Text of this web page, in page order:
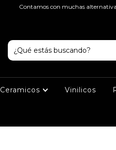
Contamos con muchas
Ceramicos Vinilicos